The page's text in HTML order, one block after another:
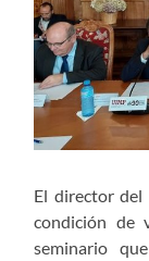
El director del
condición de
seminario